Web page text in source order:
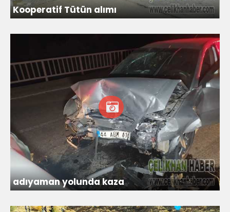
Kooperatif Tütün alımı
adıyaman yolunda kaza